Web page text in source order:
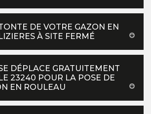
DE VOTRE GAZON EN
À SITE FERMÉ
DÉPLACE GRATUITEMENT
23240 POUR LA POSE DE
EN ROULEAU